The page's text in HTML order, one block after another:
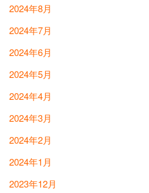
2024年8月
2024年7月
2024年6月
2024年5月
2024年4月
2024年3月
2024年2月
2024年1月
2023年12月